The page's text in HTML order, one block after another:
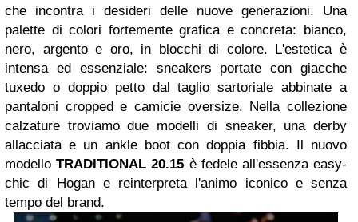
che incontra i desideri delle nuove generazioni. Una
palette di colori fortemente grafica e concreta: bianco,
nero, argento e oro, in blocchi di colore. L'estetica è
intensa ed essenziale: sneakers portate con giacche
tuxedo o doppio petto dal taglio sartoriale abbinate a
pantaloni cropped e camicie oversize. Nella collezione
calzature troviamo due modelli di sneaker, una derby
allacciata e un ankle boot con doppia fibbia. Il nuovo
modelloTRADITIONAL 20.15 è fedele all'essenza easy-
chic di Hogan e reinterpreta l'animo iconico e senza
tempo del brand.